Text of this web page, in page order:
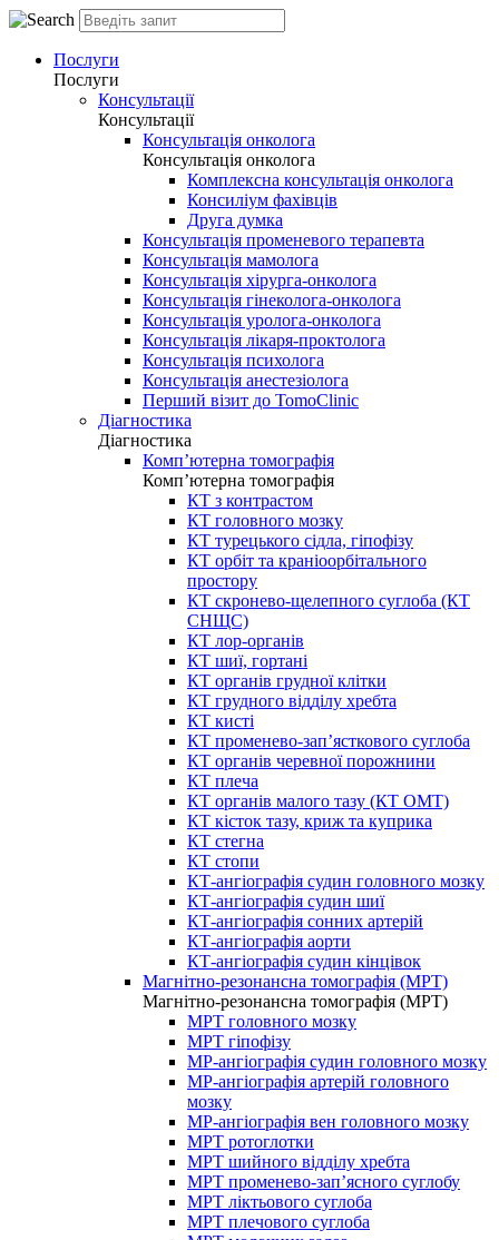
Послуги
Послуги
Консультації
Консультації
Консультація онколога
Консультація онколога
Комплексна консультація онколога
Консиліум фахівців
Друга думка
Консультація променевого терапевта
Консультація мамолога
Консультація хірурга-онколога
Консультація гінеколога-онколога
Консультація уролога-онколога
Консультація лікаря-проктолога
Консультація психолога
Консультація анестезіолога
Перший візит до TomoClinic
Діагностика
Діагностика
Комп’ютерна томографія
Комп’ютерна томографія
КТ з контрастом
КТ головного мозку
КТ турецького сідла, гіпофізу
КТ орбіт та краніоорбітального
простору
КТ скронево-щелепного суглоба (КТ
СНЩС)
КТ лор-органів
КТ шиї, гортані
КТ органів грудної клітки
КТ грудного відділу хребта
КТ кисті
КТ променево-зап’ясткового суглоба
КТ органів черевної порожнини
КТ плеча
КТ органів малого тазу (КТ ОМТ)
КТ кісток тазу, криж та куприка
КТ стегна
КТ стопи
КТ-ангіографія судин головного мозку
КТ-ангіографія судин шиї
КТ-ангіографія сонних артерій
КТ-ангіографія аорти
КТ-ангіографія судин кінцівок
Магнітно-резонансна томографія (МРТ)
Магнітно-резонансна томографія (МРТ)
МРТ головного мозку
МРТ гіпофізу
МР-ангіографія судин головного мозку
МР-ангіографія артерій головного
мозку
МР-ангіографія вен головного мозку
МРТ ротоглотки
МРТ шийного відділу хребта
МРТ променево-зап’ясного суглобу
МРТ ліктьового суглоба
МРТ плечового суглоба